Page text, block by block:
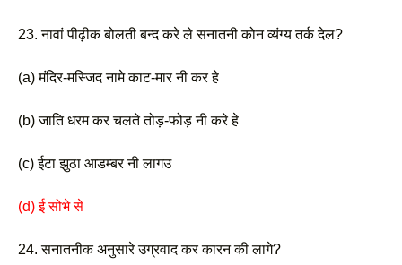
23. नावां पीढ़ीक बोलती बन्द करे ले सनातनी कोन व्यंग्य तर्क देल?
(a) मंदिर-मस्जिद नामे काट-मार नी कर हे
(b) जाति धरम कर चलते तोड़-फोड़ नी करे हे
(c) ईटा झुठा आडम्बर नी लागउ
(d) ई सोभे से
24. सनातनीक अनुसारे उग्रवाद कर कारन की लागे?